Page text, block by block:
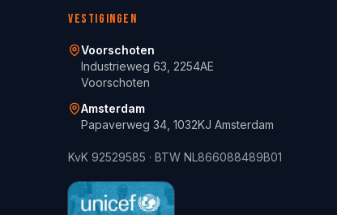
Vestigingen
Voorschoten
Industrieweg 63, 2254AE
Voorschoten
Amsterdam
Papaverweg 34, 1032KJ Amsterdam
KvK 92529585 · BTW NL866088489B01